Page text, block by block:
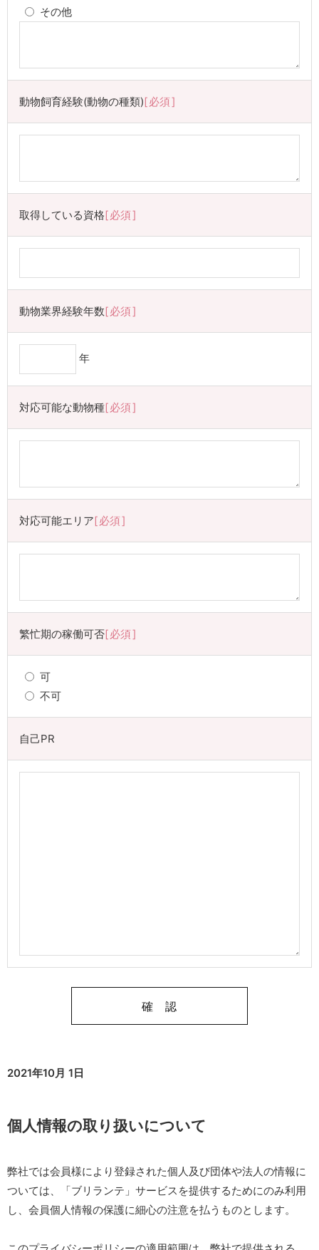
その他
動物飼育経験(動物の種類) 必須
取得している資格 必須
動物業界経験年数 必須
年
対応可能な動物種 必須
対応可能エリア 必須
繁忙期の稼働可否 必須
可
不可
自己PR
2021年10月 1日
個人情報の取り扱いについて
弊社では会員様により登録された個人及び団体や法人の情報に
ついては、「ブリランテ」サービスを提供するためにのみ利用
し、会員個人情報の保護に細心の注意を払うものとします。